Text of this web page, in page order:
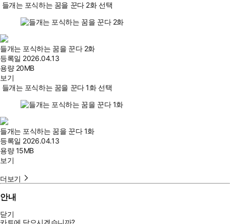
들개는 포식하는 꿈을 꾼다 2화 선택
들개는 포식하는 꿈을 꾼다 2화
등록일 2026.04.13
용량 20MB
보기
들개는 포식하는 꿈을 꾼다 1화 선택
들개는 포식하는 꿈을 꾼다 1화
등록일 2026.04.13
용량15MB
보기
더보기
안내
닫기
카트에 담으시겠습니까?